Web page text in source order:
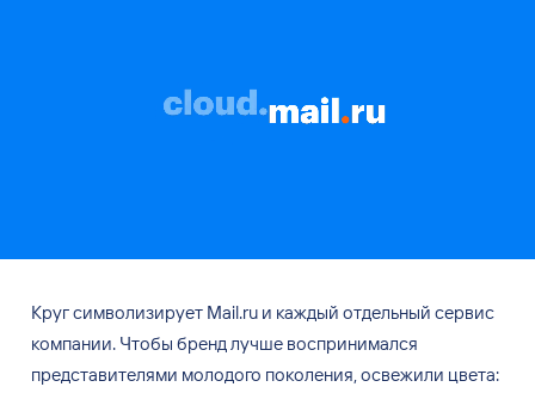
Круг символизирует Mail.ru и каждый отдельный сервис
компании. Чтобы бренд лучше воспринимался
представителями молодого поколения, освежили цвета: